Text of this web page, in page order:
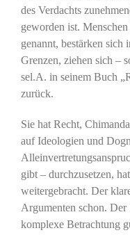
des Verdachts
geworden ist.
genannt, bestärken sich
Grenzen, ziehen sich –
sel.A. in seinem Buch
zurück.
Sie hat Recht,
auf Ideologien und
gibt – durchzusetzen,
weitergebracht. Der
Argumenten schon. Der
komplexe Betrachtung